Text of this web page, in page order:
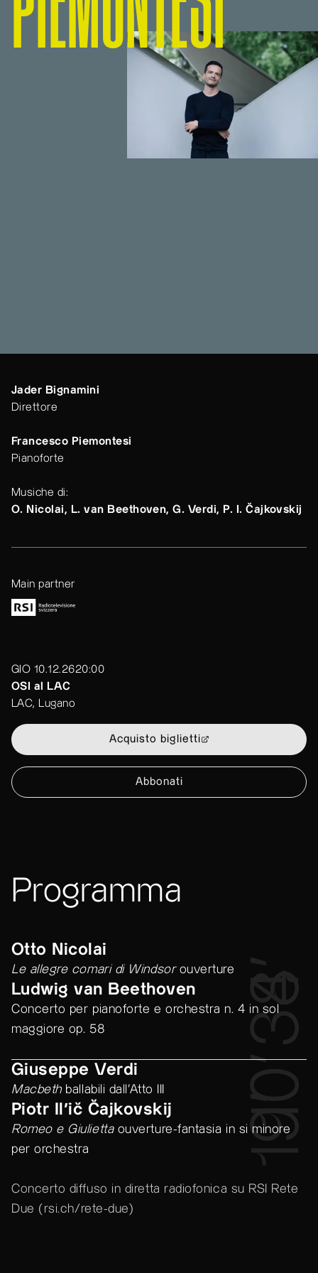
Jader Bignamini
Direttore
Francesco Piemontesi
Pianoforte
Musiche di:
O. Nicolai, L. van Beethoven, G. Verdi, P. I. Čajkovskij
Main partner
GIO 10.12.2620:00
OSI al LAC
LAC, Lugano
Acquisto biglietti
Abbonati
Programma
Otto Nicolai
Le allegre comari di Windsorouverture 8’
Ludwig van Beethoven
Concerto per pianoforte e orchestra n. 4 in sol
maggiore op. 58
34’
Giuseppe Verdi
Macbethballabili dall’Atto III 10’
Piotr Il'ič Čajkovskij
Romeo e Giuliettaouverture-fantasia in si minore
per orchestra
19’
Concerto diffuso in diretta radiofonica su RSI Rete
Due ( rsi.ch/rete-due)